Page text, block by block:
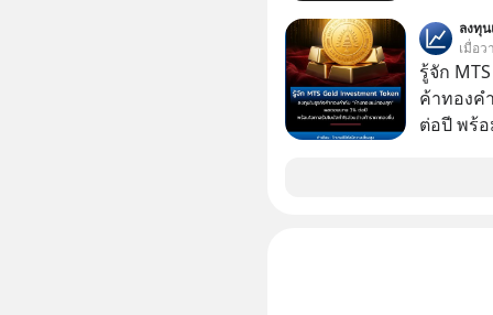
และเจา
ระหว่าง
ลงทุ
เมื่อว
รู้จัก
ค้าทองค
ต่อปี พร้